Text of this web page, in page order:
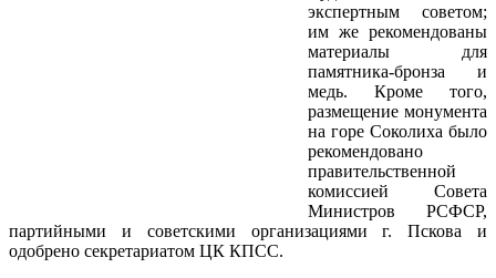
экспертным советом;
им же рекомендованы
материалы для
памятника-бронза и
медь. Кроме того,
размещение монумента
на горе Соколиха было
рекомендовано
правительственной
комиссией Совета
Министров РСФСР,
партийными и советскими организациями г. Пскова и
одобрено секретариатом ЦК КПСС.